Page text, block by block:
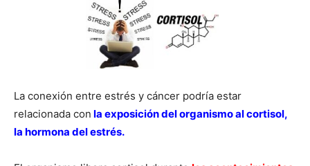
La conexión entre estrés y cáncer podría estar
relacionada con la exposición del organismo al cortisol,
la hormona del estrés.